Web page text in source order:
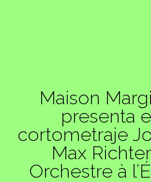
Maison
presenta
cortometraje
Max
Orchestre à